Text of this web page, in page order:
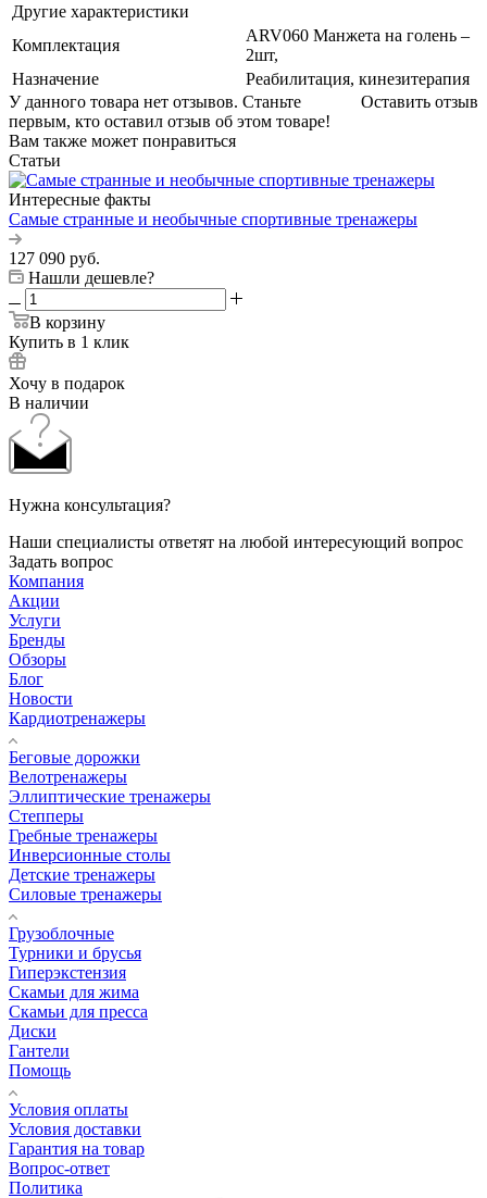
Другие характеристики
Комплектация
ARV060 Манжета на голень –
2шт,
Назначение
Реабилитация, кинезитерапия
Оставить отзыв
У данного товара нет отзывов. Станьте
первым, кто оставил отзыв об этом товаре!
Вам также может понравиться
Статьи
Интересные факты
Самые странные и необычные спортивные тренажеры
127 090 руб.
Нашли дешевле?
В корзину
Купить в 1 клик
Хочу в подарок
В наличии
Нужна консультация?
Наши специалисты ответят на любой интересующий вопрос
Задать вопрос
Компания
Акции
Услуги
Бренды
Обзоры
Блог
Новости
Кардиотренажеры
Беговые дорожки
Велотренажеры
Эллиптические тренажеры
Степперы
Гребные тренажеры
Инверсионные столы
Детские тренажеры
Силовые тренажеры
Грузоблочные
Турники и брусья
Гиперэкстензия
Скамьи для жима
Скамьи для пресса
Диски
Гантели
Помощь
Условия оплаты
Условия доставки
Гарантия на товар
Вопрос-ответ
Политика